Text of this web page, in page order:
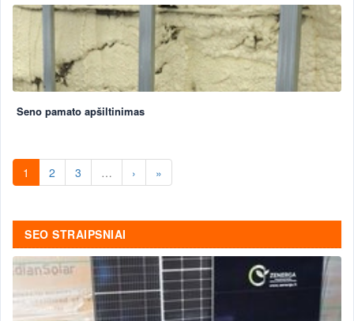
Seno pamato apšiltinimas
1 2 3 … › »
SEO STRAIPSNIAI